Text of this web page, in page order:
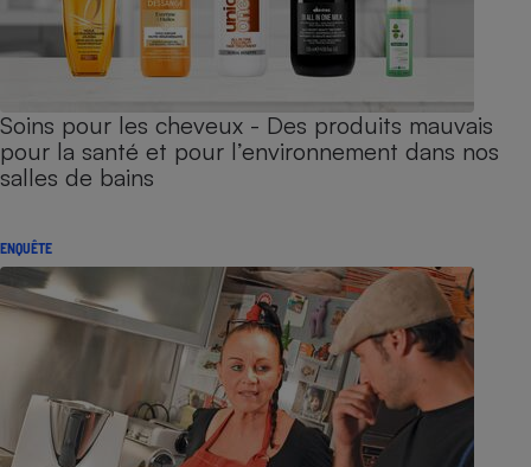
Soins pour les cheveux - Des produits mauvais
pour la santé et pour l’environnement dans nos
salles de bains
ENQUÊTE